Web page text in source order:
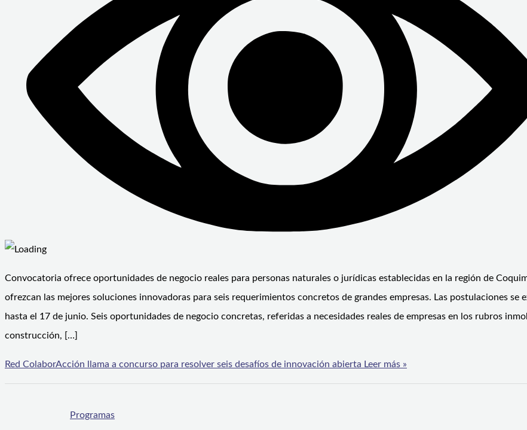
Convocatoria ofrece oportunidades de negocio reales para personas naturales o jurídicas establecidas en la región de
ofrezcan las mejores soluciones innovadoras para seis requerimientos concretos de grandes empresas. Las postulaciones se
hasta el 17 de junio. Seis oportunidades de negocio concretas, referidas a necesidades reales de empresas en los rubros
construcción, […]
Red ColaborAcción llama a concurso para resolver seis desafíos de innovación abierta Leer más »
Programas